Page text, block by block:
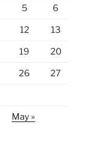
5 6
12 13
19 20
26 27
May »